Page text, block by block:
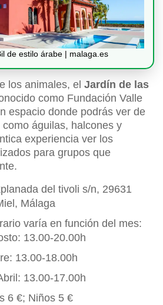
de estilo árabe | malaga.es
los animales, el Jardín de las
como Fundación Valle
espacio donde podrás ver de
águilas, halcones y
experiencia ver los
para grupos que
del tivoli s/n, 29631
Málaga
varía en función del mes:
13.00-20.00h
13.00-18.00h
13.00-17.00h
6 €; Niños 5 €